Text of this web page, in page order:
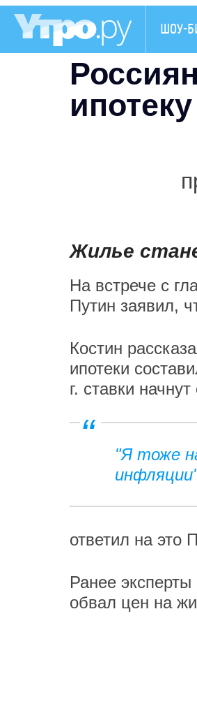
ШОУ-
ипотеку
Жилье
На встрече с
Путин заявил,
Костин
ипотеки
г. ставки
"Я тоже
ответил на это
Ранее
обвал цен на